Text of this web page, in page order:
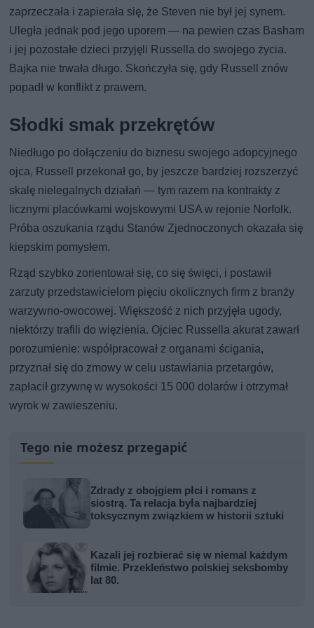
zaprzeczała i zapierała się, że Steven nie był jej synem.
Uległa jednak pod jego uporem — na pewien czas Basham
i jej pozostałe dzieci przyjęli Russella do swojego życia.
Bajka nie trwała długo. Skończyła się, gdy Russell znów
popadł w konflikt z prawem.
Słodki smak przekrętów
Niedługo po dołączeniu do biznesu swojego adopcyjnego
ojca, Russell przekonał go, by jeszcze bardziej rozszerzyć
skalę nielegalnych działań — tym razem na kontrakty z
licznymi placówkami wojskowymi USA w rejonie Norfolk.
Próba oszukania rządu Stanów Zjednoczonych okazała się
kiepskim pomysłem.
Rząd szybko zorientował się, co się święci, i postawił
zarzuty przedstawicielom pięciu okolicznych firm z branży
warzywno-owocowej. Większość z nich przyjęła ugody,
niektórzy trafili do więzienia. Ojciec Russella akurat zawarł
porozumienie: współpracował z organami ścigania,
przyznał się do zmowy w celu ustawiania przetargów,
zapłacił grzywnę w wysokości 15 000 dolarów i otrzymał
wyrok w zawieszeniu.
Tego nie możesz przegapić
Zdrady z obojgiem płci i romans z
siostrą. Ta relacja była najbardziej
toksycznym związkiem w historii sztuki
Kazali jej rozbierać się w niemal każdym
filmie. Przekleństwo polskiej seksbomby
lat 80.